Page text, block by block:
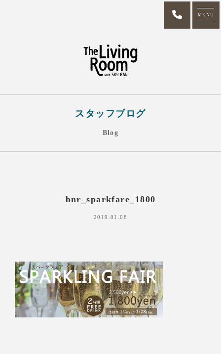
MENU
スタッフブログ
Blog
bnr_sparkfare_1800
2019.01.08